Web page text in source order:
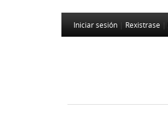
Iniciar sesión Rexistrase